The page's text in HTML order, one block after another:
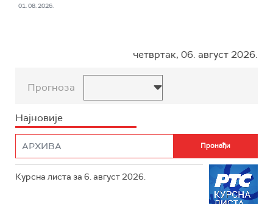
01. 08. 2026.
четвртак, 06. август 2026.
Прогноза
Најновије
Курсна листа за 6. август 2026.